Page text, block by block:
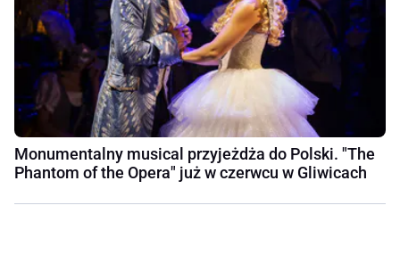
Monumentalny musical przyjeżdża do Polski. "The
Phantom of the Opera" już w czerwcu w Gliwicach